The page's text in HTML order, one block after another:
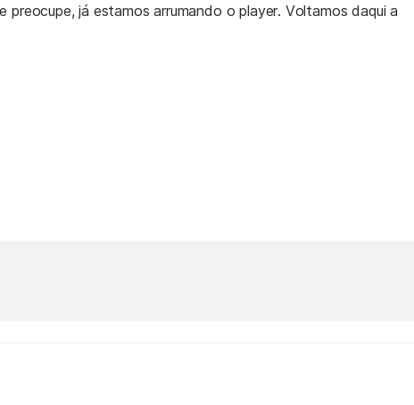
preocupe, já estamos arrumando o player. Voltamos daqui a